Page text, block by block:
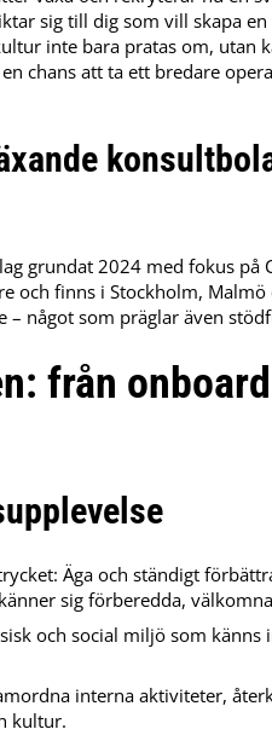
sig till dig som vill skapa
inte bara pratas om, utan
chans att ta ett bredare
grundat 2024 med fokus på
och finns i Stockholm,
– något som präglar även
från
Äga och ständigt
sig förberedda,
och social miljö som
interna aktiviteter,
kultur.